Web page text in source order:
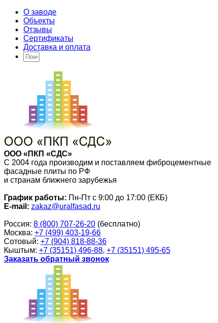
О заводе
Объекты
Отзывы
Сертификаты
Доставка и оплата
ООО «ПКП «СДС»
С 2004 года производим и поставляем фиброцементные
фасадные плиты по РФ
и странам ближнего зарубежья
График работы: Пн-Пт с 9:00 до 17:00 (ЕКБ)
E-mail: zakaz@uralfasad.ru
Россия: 8 (800) 707-26-20 (бесплатно)
Москва: +7 (499) 403-19-66
Сотовый: +7 (904) 818-88-36
Кыштым: +7 (35151) 496-88, +7 (35151) 495-65
Заказать обратный звонок